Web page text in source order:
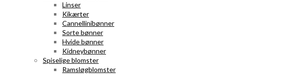
Linser
Kikærter
Cannellinibønner
Sorte bønner
Hvide bønner
Kidneybønner
Spiselige blomster
Ramsløgblomster